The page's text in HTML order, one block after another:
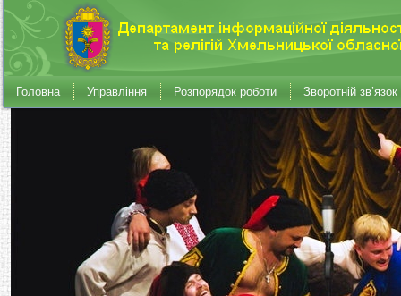
Головна Управління Розпорядок роботи Зворотній зв’язок